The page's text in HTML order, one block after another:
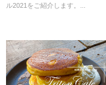
PV】
ル2021をご紹介します。...